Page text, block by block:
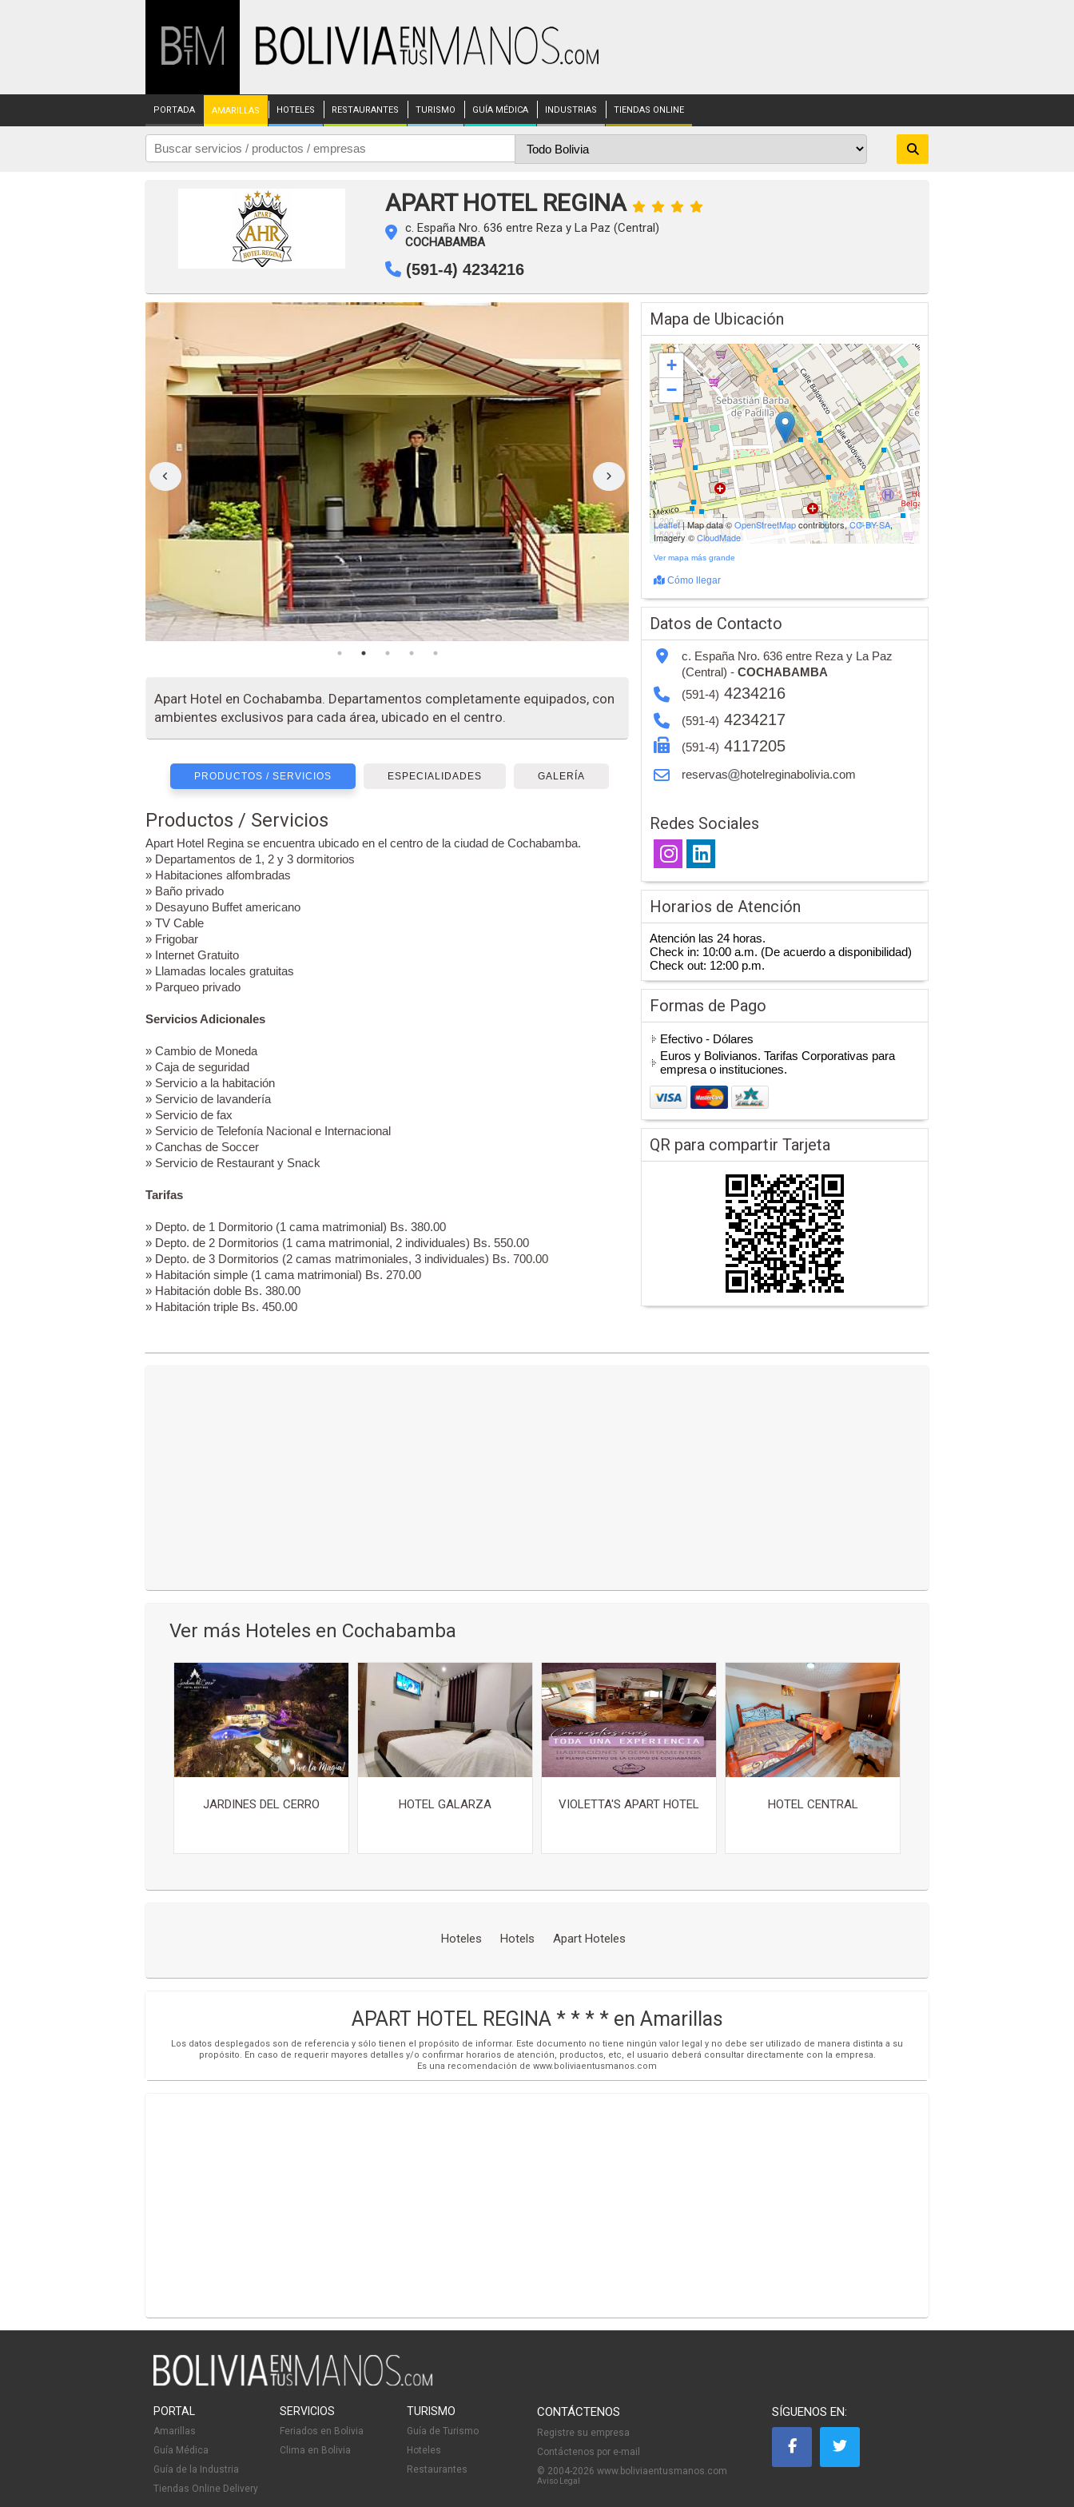
PORTADA AMARILLAS HOTELES RESTAURANTES TURISMO GUÍA MÉDICA INDUSTRIAS TIENDAS ONLINE
APART HOTEL REGINA
c. España Nro. 636 entre Reza y La Paz (Central)
COCHABAMBA
(591-4) 4234216
Apart Hotel en Cochabamba. Departamentos completamente equipados, con
ambientes exclusivos para cada área, ubicado en el centro.
PRODUCTOS / SERVICIOS ESPECIALIDADES GALERÍA
Productos / Servicios
Apart Hotel Regina se encuentra ubicado en el centro de la ciudad de Cochabamba.
» Departamentos de 1, 2 y 3 dormitorios
» Habitaciones alfombradas
» Baño privado
» Desayuno Buffet americano
» TV Cable
» Frigobar
» Internet Gratuito
» Llamadas locales gratuitas
» Parqueo privado
Servicios Adicionales
» Cambio de Moneda
» Caja de seguridad
» Servicio a la habitación
» Servicio de lavandería
» Servicio de fax
» Servicio de Telefonía Nacional e Internacional
» Canchas de Soccer
» Servicio de Restaurant y Snack
Tarifas
» Depto. de 1 Dormitorio (1 cama matrimonial) Bs. 380.00
» Depto. de 2 Dormitorios (1 cama matrimonial, 2 individuales) Bs. 550.00
» Depto. de 3 Dormitorios (2 camas matrimoniales, 3 individuales) Bs. 700.00
» Habitación simple (1 cama matrimonial) Bs. 270.00
» Habitación doble Bs. 380.00
» Habitación triple Bs. 450.00
Mapa de Ubicación
+
−
200 m
500 ft
Leaflet| Map data ©OpenStreetMapcontributors,CC-BY-SA,
Imagery ©CloudMade
Ver mapa más grande
Cómo llegar
Datos de Contacto
c. España Nro. 636 entre Reza y La Paz
(Central) - COCHABAMBA
(591-4) 4234216
(591-4) 4234217
(591-4) 4117205
reservas hotelreginabolivia.com
Redes Sociales
Horarios de Atención
Atención las 24 horas.
Check in: 10:00 a.m. (De acuerdo a disponibilidad)
Check out: 12:00 p.m.
Formas de Pago
Efectivo - Dólares
Euros y Bolivianos. Tarifas Corporativas para
empresa o instituciones.
QR para compartir Tarjeta
Ver más Hoteles en Cochabamba
JARDINES DEL CERRO HOTEL GALARZA VIOLETTA'S APART HOTEL HOTEL CENTRAL
Hoteles Hotels Apart Hoteles
APART HOTEL REGINA * * * * en Amarillas
Los datos desplegados son de referencia y sólo tienen el propósito de informar. Este documento no tiene ningún valor legal y no debe ser utilizado de manera distinta a su
propósito. En caso de requerir mayores detalles y/o confirmar horarios de atención, productos, etc, el usuario deberá consultar directamente con la empresa.
Es una recomendación de www.boliviaentusmanos.com
PORTAL
Amarillas
Guía Médica
Guía de la Industria
Tiendas Online Delivery
SERVICIOS
Feriados en Bolivia
Clima en Bolivia
TURISMO
Guía de Turismo
Hoteles
Restaurantes
CONTÁCTENOS
Registre su empresa
Contáctenos por e-mail
© 2004-2026 www.boliviaentusmanos.com
Aviso Legal
SÍGUENOS EN: